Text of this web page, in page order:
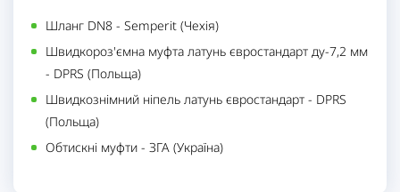
Шланг DN8 - Semperit (Чехія)
Швидкороз'ємна муфта латунь євростандарт ду-7,2 мм
- DPRS (Польща)
Швидкознімний ніпель латунь євростандарт - DPRS
(Польща)
Обтискні муфти - ЗГА (Україна)